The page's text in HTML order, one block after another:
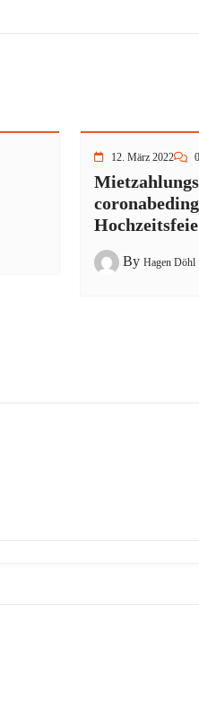
12. März 2022 0
Hochzeitsfeie
By Hagen Döhl